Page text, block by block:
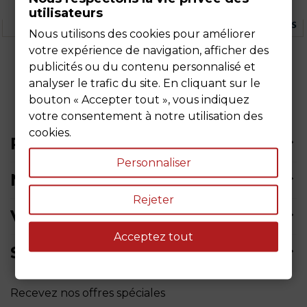
PRODUITS
NOTRE SOCIÉTÉ
VOTRE COMPTE
SIÈGE SOCIAL
Recevez nos offres spéciales
utilisateurs
Nous utilisons des cookies pour améliorer
votre expérience de navigation, afficher des
publicités ou du contenu personnalisé et
analyser le trafic du site. En cliquant sur le
bouton « Accepter tout », vous indiquez
votre consentement à notre utilisation des
cookies.
Personnaliser
Rejeter
Acceptez tout